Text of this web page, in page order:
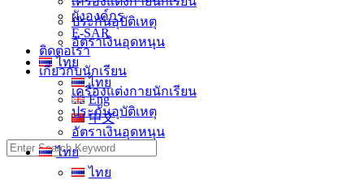
ผังองค์กร
E-SAR
ติดต่อเรา
เกี่ยวกับนักเรียน
เครื่องแต่งกายนักเรียน
ประกันอุบัติเหตุ
อัตราเงินอุดหนุน
ไทย
ไทย
ประกันอุบัติเหตุ
อัตราเงินอุดหนุน
ไทย
ไทย
Eng
中文
Search
for: